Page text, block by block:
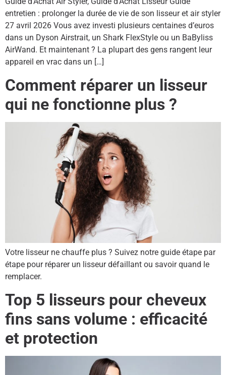
entretien : prolonger la durée de vie de son lisseur et air styler
27 avril 2026 Vous avez investi plusieurs centaines d’euros
dans un Dyson Airstrait, un Shark FlexStyle ou un BaByliss
AirWand. Et maintenant ? La plupart des gens rangent leur
appareil en vrac dans un […]
Comment réparer un lisseur
qui ne fonctionne plus ?
Votre lisseur ne chauffe plus ? Suivez notre guide étape par
étape pour réparer un lisseur défaillant ou savoir quand le
remplacer.
Top 5 lisseurs pour cheveux
fins sans volume : efficacité
et protection